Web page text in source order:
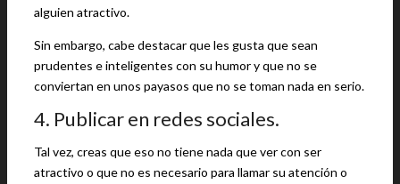
alguien atractivo.
Sin embargo, cabe destacar que les gusta que sean
prudentes e inteligentes con su humor y que no se
conviertan en unos payasos que no se toman nada en serio.
4. Publicar en redes sociales.
Tal vez, creas que eso no tiene nada que ver con ser
atractivo o que no es necesario para llamar su atención o